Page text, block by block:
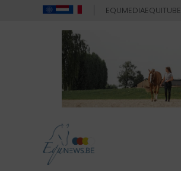
EQUMEDIAEQUITUBE